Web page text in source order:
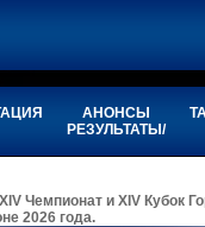
АНОНСЫ
РЕЗУЛЬТАТЫ/
Чемпионат и XIV
2026 года.